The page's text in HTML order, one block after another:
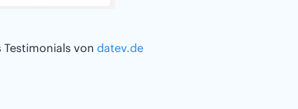
von datev.de